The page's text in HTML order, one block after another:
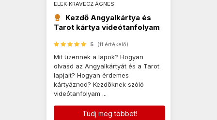
ELEK-KRAVECZ ÁGNES
Kezdő Angyalkártya és
Tarot kártya videótanfolyam
5 (11 értékelő)
Mit üzennek a lapok? Hogyan
olvasd az Angyalkártyát és a Tarot
lapjait? Hogyan érdemes
kártyáznod? Kezdőknek szóló
videótanfolyam ...
Tudj meg többet!